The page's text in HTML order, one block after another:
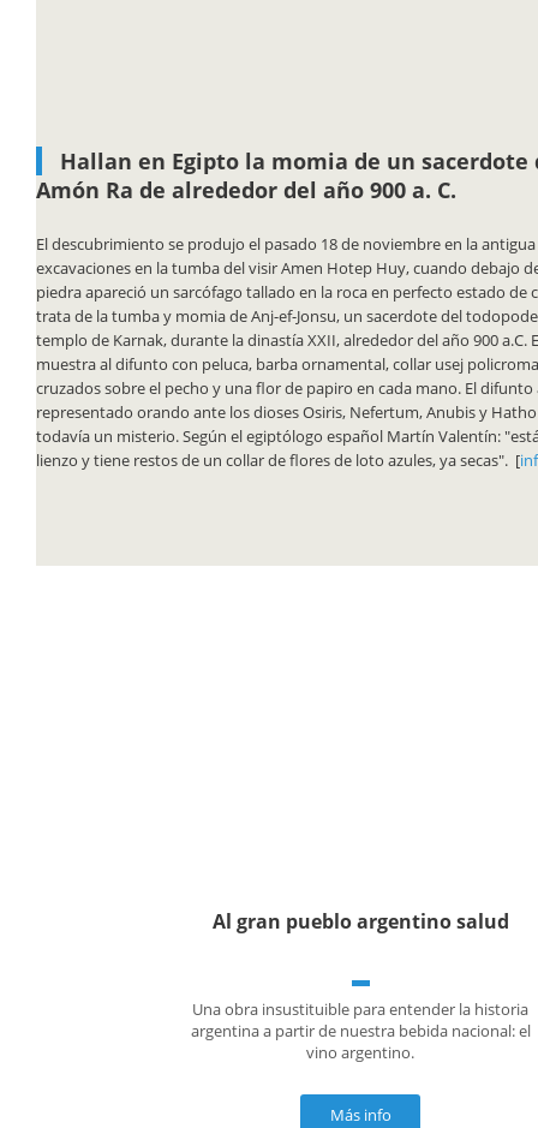
Hallan en Egipto la momia de un sacerdote
Amón Ra de alrededor del año 900 a. C.
El descubrimiento se produjo el pasado 18 de noviembre en la
excavaciones en la tumba del visir Amen Hotep Huy, cuando debajo
piedra apareció un sarcófago tallado en la roca en perfecto estado de
trata de la tumba y momia de Anj-ef-Jonsu, un sacerdote del
templo de Karnak, durante la dinastía XXII, alrededor del año 900 a.C.
muestra al difunto con peluca, barba ornamental, collar usej
cruzados sobre el pecho y una flor de papiro en cada mano. El difunto
representado orando ante los dioses Osiris, Nefertum, Anubis y
todavía un misterio. Según el egiptólogo español Martín Valentín:
lienzo y tiene restos de un collar de flores de loto azules, ya secas". [
Al gran pueblo argentino salud
Una obra insustituible para entender la historia
argentina a partir de nuestra bebida nacional: el
vino argentino.
Más info